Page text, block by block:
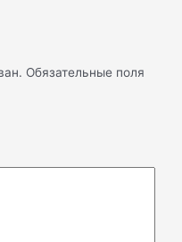
Обязательные поля